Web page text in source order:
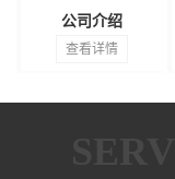
公司介绍
查看详情